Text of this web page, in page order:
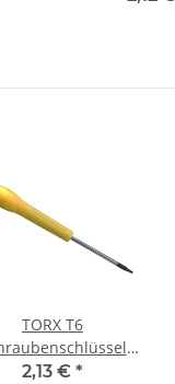
TORX T6
2,13 € *